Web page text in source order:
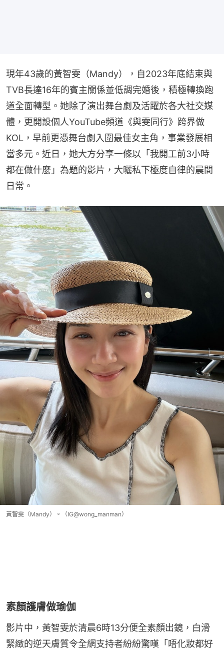
現年43歲的黃智雯（Mandy），自2023年底結束與
TVB長達16年的賓主關係並低調完婚後，積極轉換跑
道全面轉型。她除了演出舞台劇及活躍於各大社交媒
體，更開設個人YouTube頻道《與雯同行》跨界做
KOL，早前更憑舞台劇入圍最佳女主角，事業發展相
當多元。近日，她大方分享一條以「我開工前3小時
都在做什麼」為題的影片，大曬私下極度自律的晨間
日常。
黃智雯（Mandy）。（IG@wong_manman）
素顏護膚做瑜伽
影片中，黃智雯於清晨6時13分便全素顏出鏡，白滑
緊緻的逆天膚質令全網支持者紛紛驚嘆「唔化妝都好